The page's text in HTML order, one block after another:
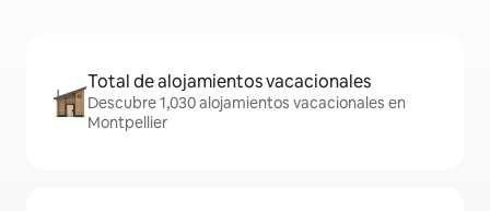
Total de alojamientos vacacionales
Descubre 1,030 alojamientos vacacionales en
Montpellier